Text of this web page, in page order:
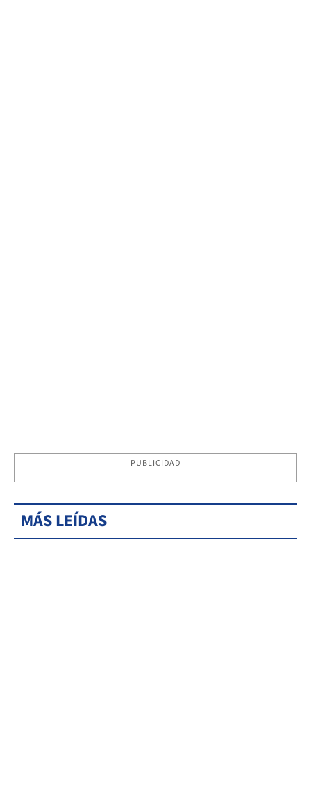
PUBLICIDAD
MÁS LEÍDAS